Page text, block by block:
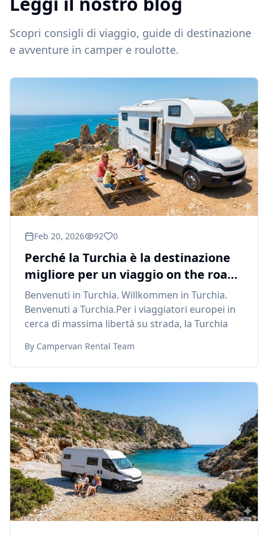
Scopri consigli di viaggio, guide di destinazione
e avventure in camper e roulotte.
Feb 20, 2026 92 0
Perché la Turchia è la destinazione
migliore per un viaggio on the road
per i viaggiatori europei
Benvenuti in Turchia. Willkommen in Turchia.
Benvenuti a Turchia.Per i viaggiatori europei in
cerca di massima libertà su strada, la Turchia
By Campervan Rental Team